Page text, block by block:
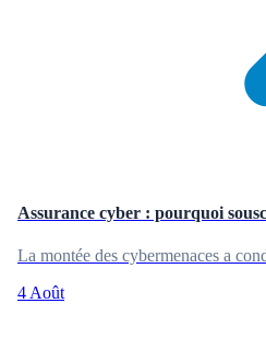
Assurance cyber : pourquoi
La montée des cybermenaces a
4 Août